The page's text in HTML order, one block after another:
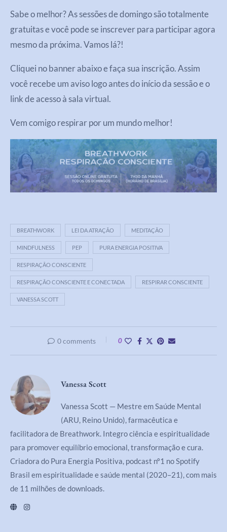
Sabe o melhor? As sessões de domingo são totalmente
gratuitas e você pode se inscrever para participar agora
mesmo da próxima. Vamos lá?!
Cliquei no banner abaixo e faça sua inscrição. Assim
você recebe um aviso logo antes do início da sessão e o
link de acesso à sala virtual.
Vem comigo respirar por um mundo melhor!
BREATHWORK LEI DA ATRAÇÃO MEDITAÇÃO
MINDFULNESS PEP PURA ENERGIA POSITIVA
RESPIRAÇÃO CONSCIENTE
RESPIRAÇÃO CONSCIENTE E CONECTADA RESPIRAR CONSCIENTE
VANESSA SCOTT
0 comments 0
Vanessa Scott
Vanessa Scott — Mestre em Saúde Mental
(ARU, Reino Unido), farmacêutica e
facilitadora de Breathwork. Integro ciência e espiritualidade
para promover equilíbrio emocional, transformação e cura.
Criadora do Pura Energia Positiva, podcast nº1 no Spotify
Brasil em espiritualidade e saúde mental (2020–21), com mais
de 11 milhões de downloads.